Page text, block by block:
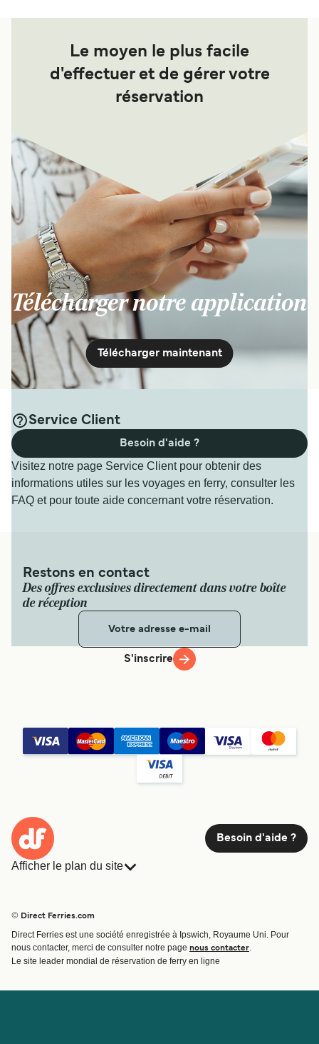
Le moyen le plus facile
d'effectuer et de gérer votre
réservation
Télécharger notre application
Télécharger maintenant
Service Client
Visitez notre page Service Client pour obtenir des
informations utiles sur les voyages en ferry, consulter les
FAQ et pour toute aide concernant votre réservation.
Besoin d'aide ?
Restons en contact
Des offres exclusives directement dans votre boîte
de réception
S'inscrire
Besoin d'aide ?
Afficher le plan du site
Traversées et ports
Billet de bateau
© Direct Ferries.com
Direct Ferries est une société enregistrée à Ipswich, Royaume Uni. Pour
nous contacter, merci de consulter notre page nous contacter.
Le site leader mondial de réservation de ferry en ligne